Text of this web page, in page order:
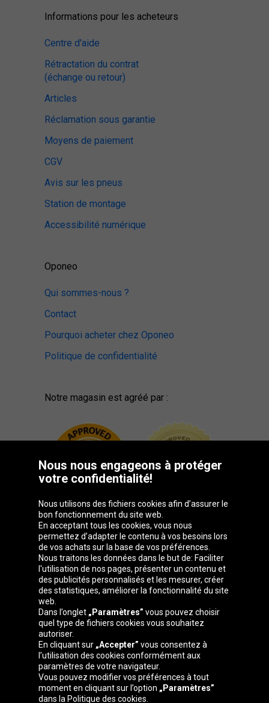
Informations pour les acheteurs
Centre d'aide
Rétractation du contrat
(échange ou retour)
Articles
Réclamation sous garantie
Moyens de paiement
CGV
Avis sur les pneus
Station de montage
Accessibilité numérique
Oponeo
Qui sommes-nous ?
Contact
Pourquoi acheter chez Oponeo
Politique de confidentialité
Notre magasin est agréé par :
Groupe Oponeo
Česká
republika
Deutschland Éire España
France Italia Magyarország Nederland
Nous nous engageons à protéger
votre confidentialité!
Nous utilisons des fichiers cookies afin d’assurer le
bon fonctionnement du site web.
En acceptant tous les cookies, vous nous
permettez d’adapter le contenu à vos besoins lors
de vos achats sur la base de vos préférences.
Nous traitons les données dans le but de: Faciliter
l'utilisation de nos pages, présenter un contenu et
des publicités personnalisés et les mesurer, créer
des statistiques, améliorer la fonctionnalité du site
web.
Dans l’onglet „Paramètres” vous pouvez choisir
quel type de fichiers cookies vous souhaitez
autoriser.
En cliquant sur „Accepter” vous consentez à
l’utilisation des cookies conformément aux
paramètres de votre navigateur.
Vous pouvez modifier vos préférences à tout
moment en cliquant sur l’option „Paramètres”
dans la Politique des cookies.